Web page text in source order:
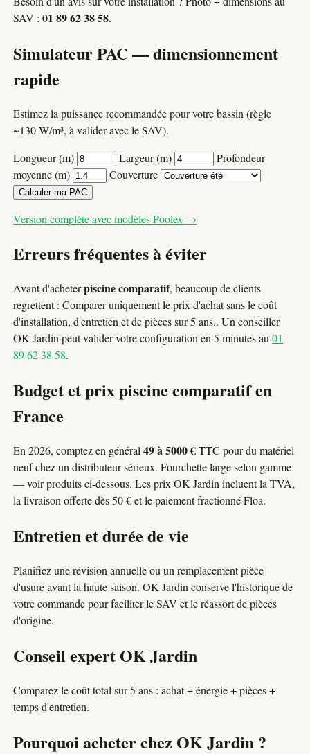
SAV :01 89 62 38 58.
Simulateur PAC — dimensionnement
rapide
Estimez la puissance recommandée pour votre bassin (règle
~130 W/m³, à valider avec le SAV).
Longueur (m)
Largeur (m)
Profondeur
moyenne (m)
Couverture
Calculer ma PAC
Version complète avec modèles Poolex →
Erreurs fréquentes à éviter
Avant d'acheterpiscine comparatif, beaucoup de clients
regrettent : Comparer uniquement le prix d'achat sans le coût
d'installation, d'entretien et de pièces sur 5 ans.. Un conseiller
OK Jardin peut valider votre configuration en 5 minutes au01
89 62 38 58.
Budget et prix piscine comparatif en
France
En 2026, comptez en général49 à 5000 €TTC pour du matériel
neuf chez un distributeur sérieux. Fourchette large selon gamme
— voir produits ci-dessous. Les prix OK Jardin incluent la TVA,
la livraison offerte dès 50 € et le paiement fractionné Floa.
Entretien et durée de vie
Planifiez une révision annuelle ou un remplacement pièce
d'usure avant la haute saison. OK Jardin conserve l'historique de
votre commande pour faciliter le SAV et le réassort de pièces
d'origine.
Conseil expert OK Jardin
Comparez le coût total sur 5 ans : achat + énergie + pièces +
temps d'entretien.
Pourquoi acheter chez OK Jardin ?